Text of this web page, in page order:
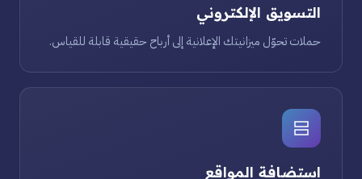
التسويق الإلكتروني
حملات تحوّل ميزانيتك الإعلانية إلى أرباح حقيقية قابلة للقياس.
استضافة المواقع